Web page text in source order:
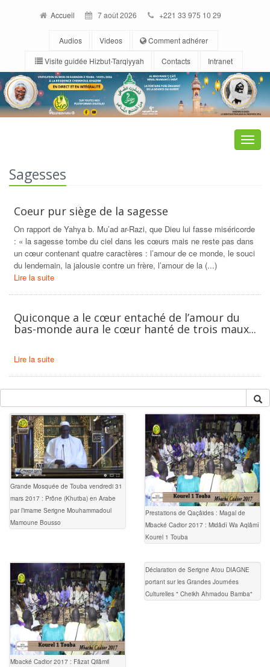
Accueil 7 août 2026 +221 33 975 10 29
Audios Videos
Comment adhérer
Visite guidée Hizbut-Tarqiyyah
Contacts Intranet
Toggle
Sagesses
Coeur pur siège de la sagesse
On rapport de Yahya b. Mu’ad ar-Razi, que Dieu lui fasse miséricorde
: « la sagesse tombe du ciel dans les cœurs mais ne reste pas dans
un cœur contenant quatre caractères : l’amour de ce monde, le souci
du lendemain, la jalousie contre un frère, l’amour de la (...)
Lire la suite
Quiconque a le cœur entaché de l’amour du
bas-monde aura le cœur hanté de trois maux...
Lire la suite
Grande Mosquée de Touba vendredi 31
mars 2017 : Prône (Khutba) en Arabe
par l’imame Serigne Mouhammadoul
Mamoune Bousso
Prestations de Qaçâides : Magal de
Mbacké Cadior 2017 : Midâdî Wa Aqlâmî
Kourel 1 Touba
Mbacké Cadior 2017 : Fâzat Qilâmil
Déclaration de Serigne Atou DIAGNE
portant sur les Grandes Journées
Culturelles " Cheikh Ahmadou Bamba"